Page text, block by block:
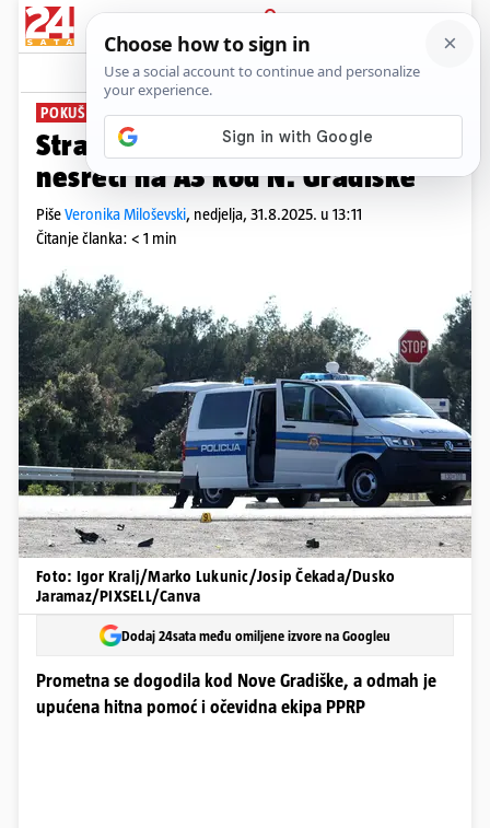
PRIJAVA
News Komentari
POKUŠALI GA REANIMIRATI
Strava na A3! Jedan poginuli u
nesreći na A3 kod N. Gradiške
PišeVeronika Miloševski, nedjelja, 31.8.2025. u 13:11
Čitanje članka: < 1 min
Foto: Igor Kralj/Marko Lukunic/Josip Čekada/Dusko
Jaramaz/PIXSELL/Canva
Dodaj 24sata među omiljene izvore na Googleu
Prometna se dogodila kod Nove Gradiške, a odmah je
upućena hitna pomoć i očevidna ekipa PPRP